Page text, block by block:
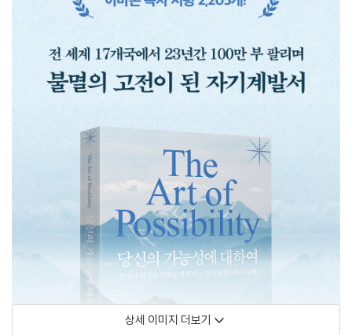
상세 이미지 더보기